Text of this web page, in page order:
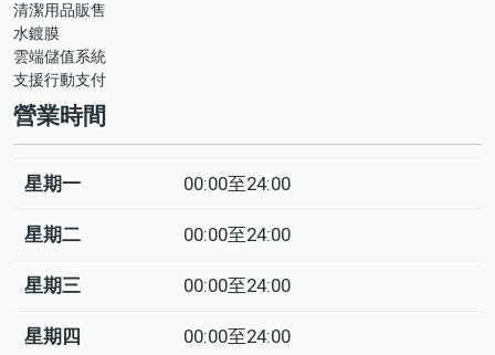
清潔用品販售
水鍍膜
雲端儲值系統
支援行動支付
營業時間
日
Time
回
星期一 00:00至24:00
星期二 00:00至24:00
星期三 00:00至24:00
星期四 00:00至24:00